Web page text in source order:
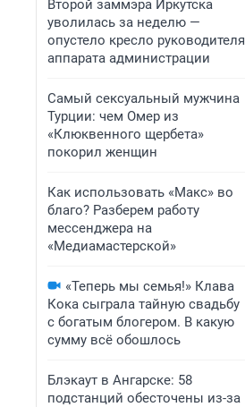
Второй заммэра Иркутска
уволилась за неделю —
опустело кресло руководителя
аппарата администрации
Самый сексуальный мужчина
Турции: чем Омер из
«Клюквенного щербета»
покорил женщин
Как использовать «Макс» во
благо? Разберем работу
мессенджера на
«Медиамастерской»
«Теперь мы семья!» Клава
Кока сыграла тайную свадьбу
с богатым блогером. В какую
сумму всё обошлось
Блэкаут в Ангарске: 58
подстанций обесточены из-за